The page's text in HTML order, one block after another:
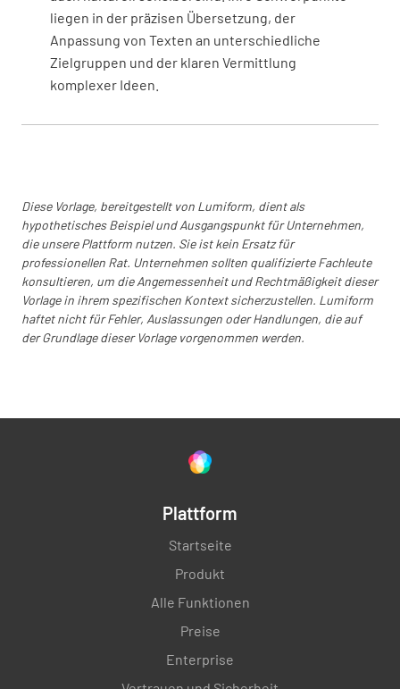
liegen in der präzisen Übersetzung, der
Anpassung von Texten an unterschiedliche
Zielgruppen und der klaren Vermittlung
komplexer Ideen.
Diese Vorlage, bereitgestellt von Lumiform, dient als
hypothetisches Beispiel und Ausgangspunkt für Unternehmen,
die unsere Plattform nutzen. Sie ist kein Ersatz für
professionellen Rat. Unternehmen sollten qualifizierte Fachleute
konsultieren, um die Angemessenheit und Rechtmäßigkeit dieser
Vorlage in ihrem spezifischen Kontext sicherzustellen. Lumiform
haftet nicht für Fehler, Auslassungen oder Handlungen, die auf
der Grundlage dieser Vorlage vorgenommen werden.
Plattform
Startseite
Produkt
Alle Funktionen
Preise
Enterprise